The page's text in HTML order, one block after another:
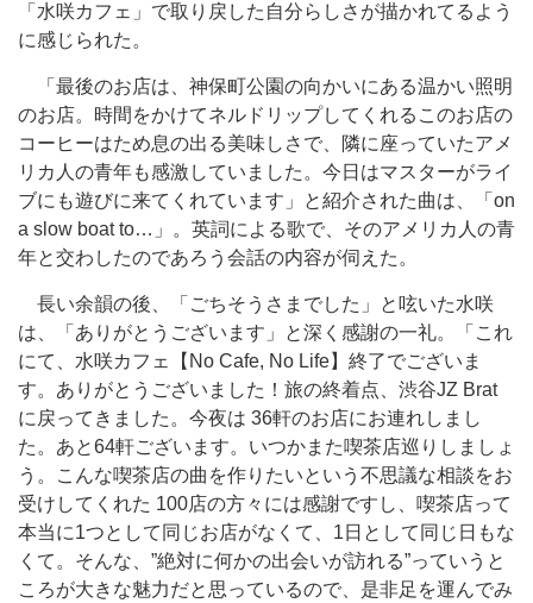
「水咲カフェ」で取り戻した自分らしさが描かれてるよう
に感じられた。
「最後のお店は、神保町公園の向かいにある温かい照明
のお店。時間をかけてネルドリップしてくれるこのお店の
コーヒーはため息の出る美味しさで、隣に座っていたアメ
リカ人の青年も感激していました。今日はマスターがライ
ブにも遊びに来てくれています」と紹介された曲は、「on
a slow boat to…」。英詞による歌で、そのアメリカ人の青
年と交わしたのであろう会話の内容が伺えた。
長い余韻の後、「ごちそうさまでした」と呟いた水咲
は、「ありがとうございます」と深く感謝の一礼。「これ
にて、水咲カフェ【No Cafe, No Life】終了でございま
す。ありがとうございました！旅の終着点、渋谷JZ Brat
に戻ってきました。今夜は 36軒のお店にお連れしまし
た。あと64軒ございます。いつかまた喫茶店巡りしましょ
う。こんな喫茶店の曲を作りたいという不思議な相談をお
受けしてくれた 100店の方々には感謝ですし、喫茶店って
本当に1つとして同じお店がなくて、1日として同じ日もな
くて。そんな、”絶対に何かの出会いが訪れる”っていうと
ころが大きな魅力だと思っているので、是非足を運んでみ